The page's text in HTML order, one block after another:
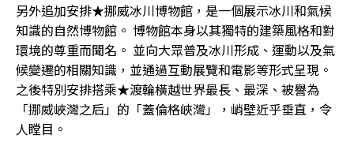
另外追加安排★挪威冰川博物館，是一個展示冰川和氣候
知識的自然博物館。 博物館本身以其獨特的建築風格和對
環境的尊重而聞名。 並向大眾普及冰川形成、運動以及氣
候變遷的相關知識，並通過互動展覽和電影等形式呈現。
之後特別安排搭乘★渡輪橫越世界最長、最深、被譽為
「挪威峽灣之后」的「蓋倫格峽灣」，峭壁近乎垂直，令
人瞠目。